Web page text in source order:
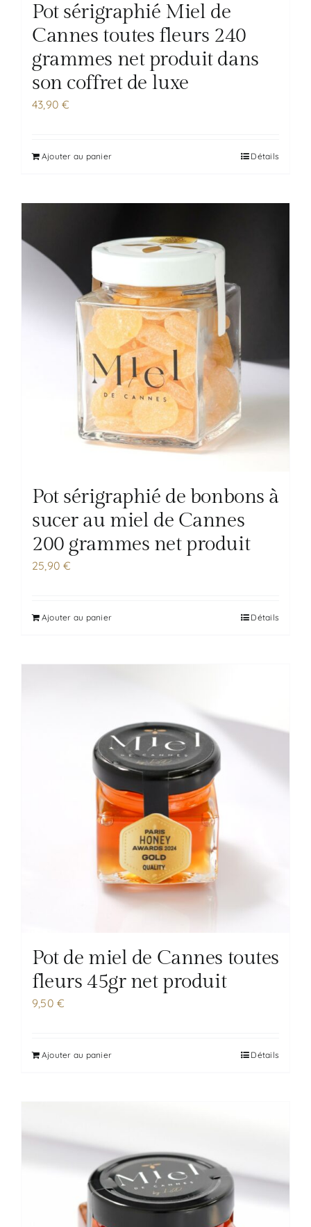
Pot sérigraphié Miel de
Cannes toutes fleurs 240
grammes net produit dans
son coffret de luxe
43,90€
Ajouter au panier Détails
Pot sérigraphié de bonbons à
sucer au miel de Cannes
200 grammes net produit
25,90€
Ajouter au panier Détails
Pot de miel de Cannes toutes
fleurs 45gr net produit
9,50€
Ajouter au panier Détails